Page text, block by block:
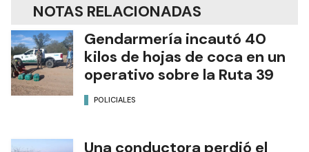
NOTAS RELACIONADAS
Gendarmería incautó 40
kilos de hojas de coca en un
operativo sobre la Ruta 39
POLICIALES
Una conductora perdió el